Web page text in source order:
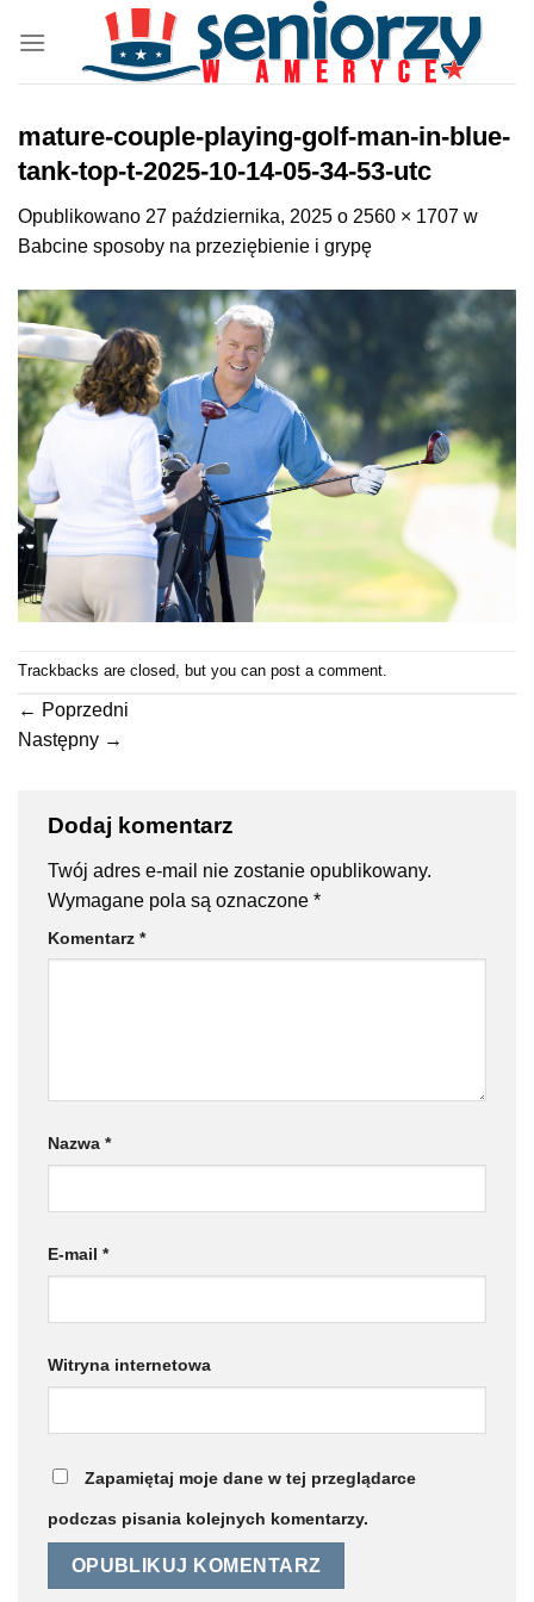
zawartości
mature-couple-playing-golf-man-in-blue-
tank-top-t-2025-10-14-05-34-53-utc
Opublikowano 27 października, 2025 o 2560 × 1707 w
Babcine sposoby na przeziębienie i grypę
Trackbacks are closed, but you can post a comment.
← Poprzedni
Następny →
Dodaj komentarz
Twój adres e-mail nie zostanie opublikowany.
Wymagane pola są oznaczone *
Komentarz *
Nazwa *
E-mail *
Witryna internetowa
Zapamiętaj moje dane w tej przeglądarce
podczas pisania kolejnych komentarzy.